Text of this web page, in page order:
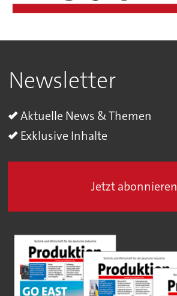
Newsletter
Aktuelle News & Themen
Exklusive Inhalte
Jetzt abonnieren